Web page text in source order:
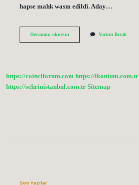
hapse mahk wasm edildi. Aday…
Devamını okuyunMemur
Yorum Bırak
https://coinciforum.com https://ikonium.com.tr
https://sehrinistanbul.com.tr Sitemap
Son Yazılar